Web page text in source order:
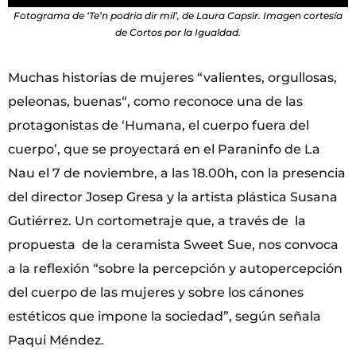
Fotograma de ‘Te’n podria dir mil’, de Laura Capsir. Imagen cortesía
de Cortos por la Igualdad.
Muchas historias de mujeres “valientes, orgullosas,
peleonas, buenas“, como reconoce una de las
protagonistas de ‘Humana, el cuerpo fuera del
cuerpo’, que se proyectará en el Paraninfo de La
Nau el 7 de noviembre, a las 18.00h, con la presencia
del director Josep Gresa y la artista plástica Susana
Gutiérrez. Un cortometraje que, a través de la
propuesta de la ceramista Sweet Sue, nos convoca
a la reflexión “sobre la percepción y autopercepción
del cuerpo de las mujeres y sobre los cánones
estéticos que impone la sociedad”, según señala
Paqui Méndez.